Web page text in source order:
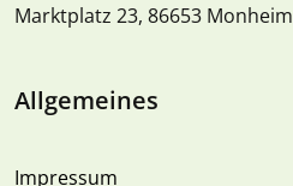
Marktplatz 23, 86653 Monheim
Allgemeines
Impressum